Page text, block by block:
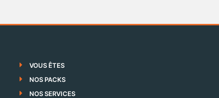
VOUS ÊTES
NOS PACKS
NOS SERVICES